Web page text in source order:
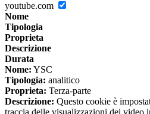
youtube.com
Nome
Tipologia
Proprieta
Descrizione
Durata
Nome: YSC
Tipologia: analitico
Proprieta: Terza-parte
Descrizione: Questo cookie è